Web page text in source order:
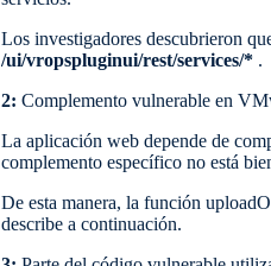
Los investigadores descubrieron
/ui/vropspluginui/rest/services/* .
2: Complemento vulnerable en
La aplicación web depende de
complemento específico no está
De esta manera, la función
describe a continuación.